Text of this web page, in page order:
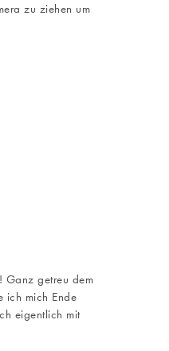
zu ziehen um
Ganz getreu dem
ich mich Ende
eigentlich mit